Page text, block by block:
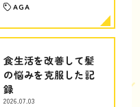
AGA
食生活を改善して髪
の悩みを克服した記
録
2026.07.03